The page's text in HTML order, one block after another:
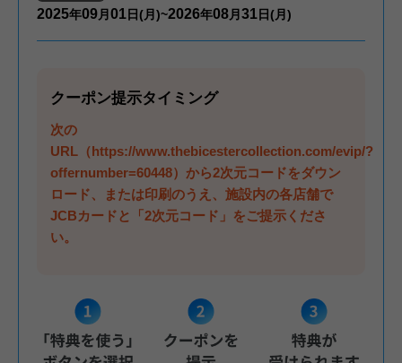
2025年09月 01 日(月)~2026年08月 31 日(月)
クーポン提示タイミング
次の
URL（https://www.thebicestercollection.com/evip/?
offernumber=60448）から2次元コードをダウン
ロード、または印刷のうえ、施設内の各店舗で
JCBカードと「2次元コード」をご提示くださ
い。